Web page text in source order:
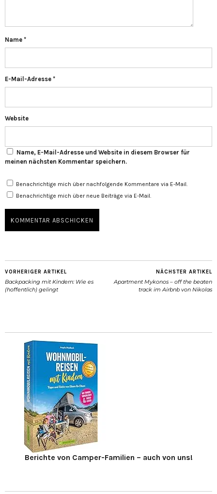
Name *
E-Mail-Adresse *
Website
Name, E-Mail-Adresse und Website in diesem Browser für
meinen nächsten Kommentar speichern.
Benachrichtige mich über nachfolgende Kommentare via E-Mail.
Benachrichtige mich über neue Beiträge via E-Mail.
VORHERIGER ARTIKEL
Backpacking mit Kindern: Wie es
(hoffentlich) gelingt
NÄCHSTER ARTIKEL
Apartment Mykonos – off the beaten
track im Airbnb von Nikolas
Berichte von Camper-Familien – auch von uns!